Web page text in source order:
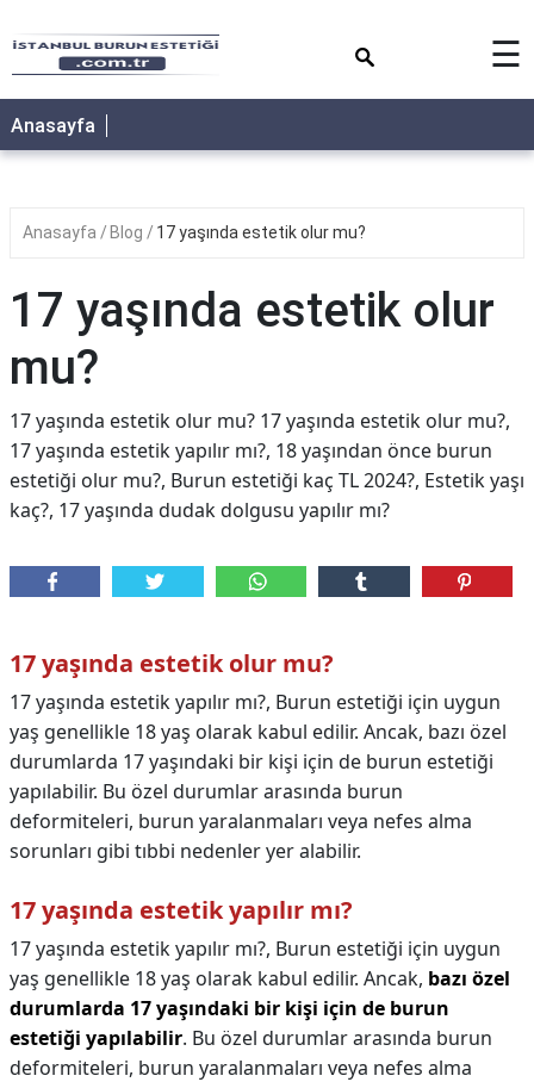
☰
Anasayfa
Anasayfa Blog 17 yaşında estetik olur mu?
17 yaşında estetik olur
mu?
17 yaşında estetik olur mu? 17 yaşında estetik olur mu?,
17 yaşında estetik yapılır mı?, 18 yaşından önce burun
estetiği olur mu?, Burun estetiği kaç TL 2024?, Estetik yaşı
kaç?, 17 yaşında dudak dolgusu yapılır mı?
17 yaşında estetik olur mu?
17 yaşında estetik yapılır mı?, Burun estetiği için uygun
yaş genellikle 18 yaş olarak kabul edilir. Ancak, bazı özel
durumlarda 17 yaşındaki bir kişi için de burun estetiği
yapılabilir. Bu özel durumlar arasında burun
deformiteleri, burun yaralanmaları veya nefes alma
sorunları gibi tıbbi nedenler yer alabilir.
17 yaşında estetik yapılır mı?
17 yaşında estetik yapılır mı?, Burun estetiği için uygun
yaş genellikle 18 yaş olarak kabul edilir. Ancak, bazı özel
durumlarda 17 yaşındaki bir kişi için de burun
estetiği yapılabilir. Bu özel durumlar arasında burun
deformiteleri, burun yaralanmaları veya nefes alma